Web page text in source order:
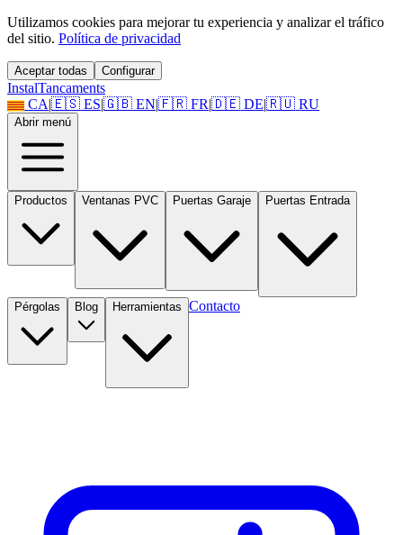
Utilizamos cookies para mejorar tu experiencia y analizar el tráfico
del sitio. Política de privacidad
Aceptar todas Configurar
InstalTancaments
CA|🇪🇸 ES|🇬🇧 EN|🇫🇷 FR|🇩🇪 DE|🇷🇺 RU
Abrir menú
Productos Ventanas PVC Puertas Garaje Puertas Entrada
Pérgolas Blog Herramientas Contacto